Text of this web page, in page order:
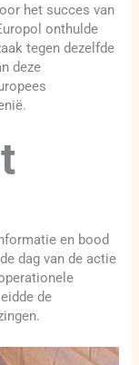
het succes van
onthulde
tegen dezelfde
deze
en bood
dag van de actie
de